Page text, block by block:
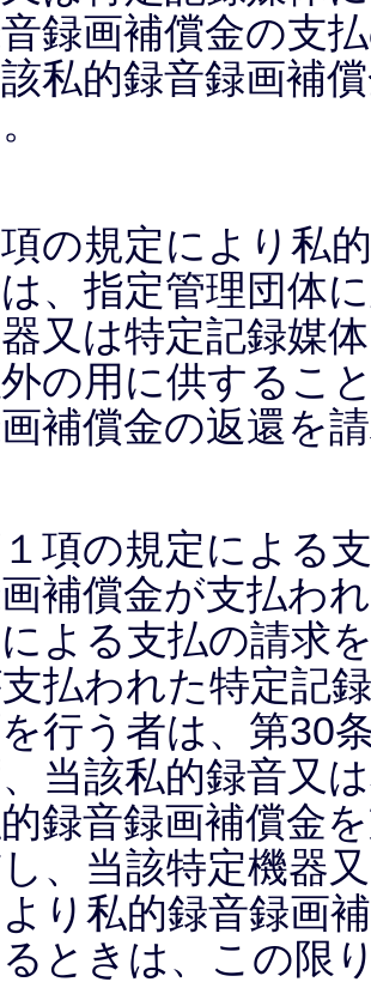
録画補償金の支
私的録音録画補
の規定により私
、指定管理団体
又は特定記録媒
の用に供するこ
補償金の返還を
項の規定による
補償金が支払わ
よる支払の請求
払われた特定記
行う者は、第30
当該私的録音又
録音録画補償金
、当該特定機器
り私的録音録画
ときは、この限